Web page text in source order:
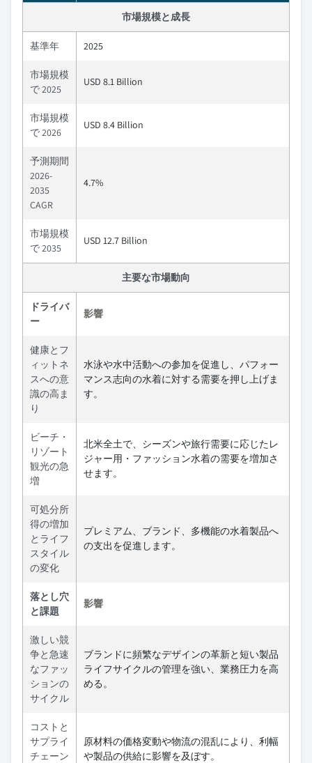
市場規模と成長
基準年 2025
市場規模
で 2025
USD 8.1 Billion
市場規模
で 2026
USD 8.4 Billion
予測期間
2026-
2035
CAGR
4.7%
市場規模
で 2035
USD 12.7 Billion
主要な市場動向
ドライバ
ー
影響
健康とフ
ィットネ
スへの意
識の高ま
り
水泳や水中活動への参加を促進し、パフォー
マンス志向の水着に対する需要を押し上げま
す。
ビーチ・
リゾート
観光の急
増
北米全土で、シーズンや旅行需要に応じたレ
ジャー用・ファッション水着の需要を増加さ
せます。
可処分所
得の増加
とライフ
スタイル
の変化
プレミアム、ブランド、多機能の水着製品へ
の支出を促進します。
落とし穴
と課題
影響
激しい競
争と急速
なファッ
ションの
サイクル
ブランドに頻繁なデザインの革新と短い製品
ライフサイクルの管理を強い、業務圧力を高
める。
コストと
サプライ
チェーン
原材料の価格変動や物流の混乱により、利幅
や製品の供給に影響を及ぼす。